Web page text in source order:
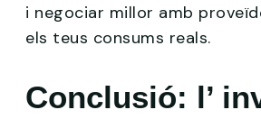
i negociar millor amb
els teus consums reals.
Conclusió: l’